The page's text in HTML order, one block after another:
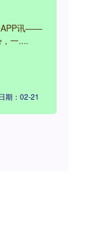
APP讯——
一....
期：02-21